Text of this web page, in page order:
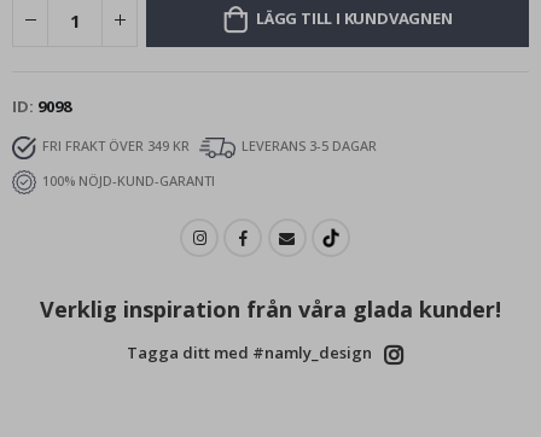
LÄGG TILL I KUNDVAGNEN
ID 9098
FRI FRAKT ÖVER 349 KR
LEVERANS 3-5 DAGAR
100% NÖJD-KUND-GARANTI
Verklig inspiration från våra glada kunder!
Tagga ditt med #namly_design